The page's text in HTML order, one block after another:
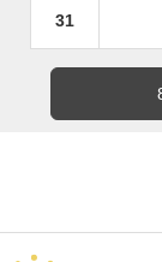
31